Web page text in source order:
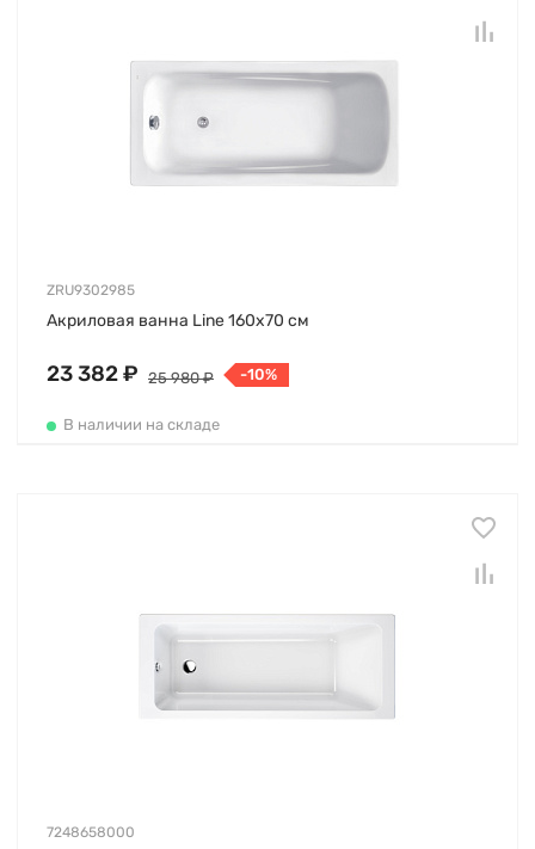
ZRU9302985
Акриловая ванна Line 160х70 см
23 382 ₽ 25 980 ₽ -10%
В наличии на складе
7248658000